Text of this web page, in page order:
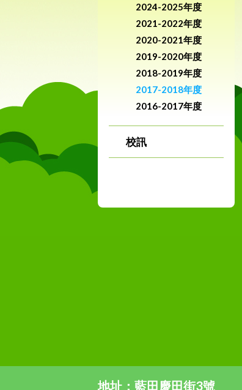
2024-2025年度
2021-2022年度
2020-2021年度
2019-2020年度
2018-2019年度
2017-2018年度
2016-2017年度
校訊
地址：藍田慶田街3號